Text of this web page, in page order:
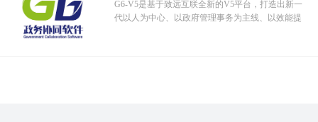
G6-V5是基于致远互联全新的V5平台，打造出新一
代以人为中心、以政府管理事务为主线、以效能提